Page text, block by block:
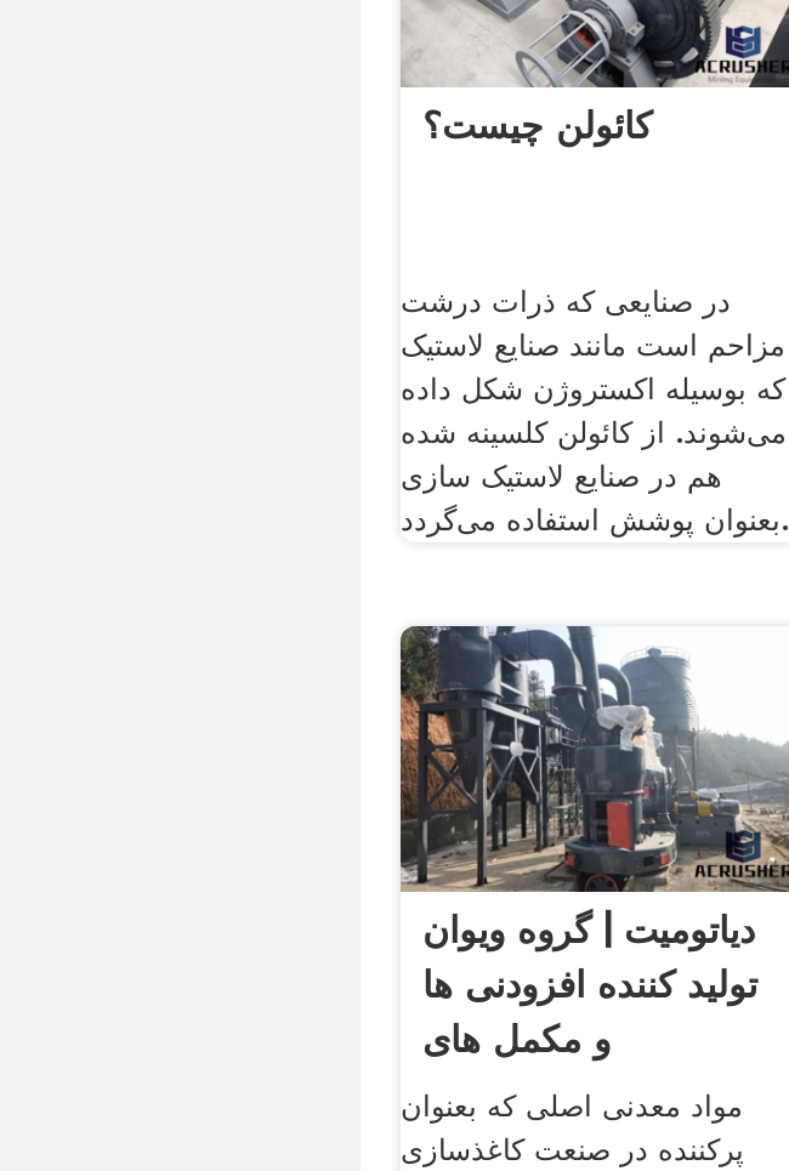
كائولن چیست؟
در صنایعی که ذرات درشت
مزاحم است مانند صنایع لاستیک
که بوسیله اکستروژن شکل داده
می‌شوند. از کائولن کلسینه شده
هم در صنایع لاستیک سازی
بعنوان پوشش استفاده می‌گردد.
دياتوميت | گروه ویوان
تولید کننده افزودنی ها
و مکمل های
مواد معدنی اصلی که بعنوان
پرکننده در صنعت کاغذسازی